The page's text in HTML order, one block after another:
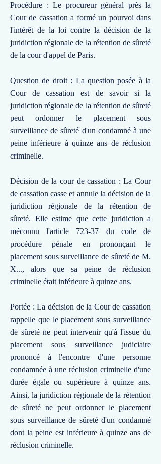
Procédure : Le procureur général près la
Cour de cassation a formé un pourvoi dans
l'intérêt de la loi contre la décision de la
juridiction régionale de la rétention de sûreté
de la cour d'appel de Paris.
Question de droit : La question posée à la
Cour de cassation est de savoir si la
juridiction régionale de la rétention de sûreté
peut ordonner le placement sous
surveillance de sûreté d'un condamné à une
peine inférieure à quinze ans de réclusion
criminelle.
Décision de la cour de cassation : La Cour
de cassation casse et annule la décision de la
juridiction régionale de la rétention de
sûreté. Elle estime que cette juridiction a
méconnu l'article 723-37 du code de
procédure pénale en prononçant le
placement sous surveillance de sûreté de M.
X..., alors que sa peine de réclusion
criminelle était inférieure à quinze ans.
Portée : La décision de la Cour de cassation
rappelle que le placement sous surveillance
de sûreté ne peut intervenir qu'à l'issue du
placement sous surveillance judiciaire
prononcé à l'encontre d'une personne
condamnée à une réclusion criminelle d'une
durée égale ou supérieure à quinze ans.
Ainsi, la juridiction régionale de la rétention
de sûreté ne peut ordonner le placement
sous surveillance de sûreté d'un condamné
dont la peine est inférieure à quinze ans de
réclusion criminelle.